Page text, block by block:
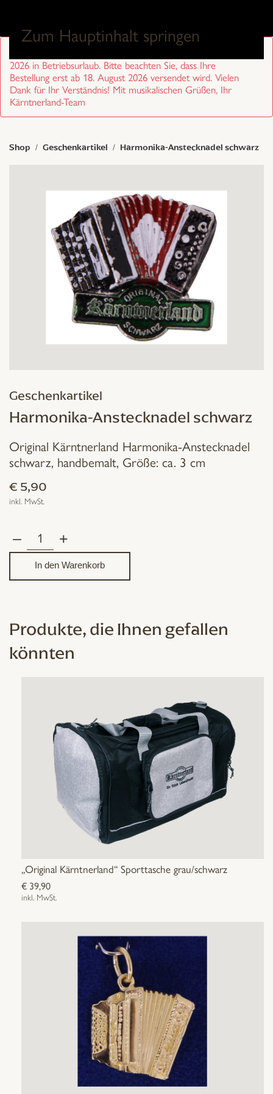
Zum Hauptinhalt springen
2026 in Betriebsurlaub. Bitte beachten Sie, dass Ihre
Bestellung erst ab 18. August 2026 versendet wird. Vielen
Dank für Ihr Verständnis! Mit musikalischen Grüßen, Ihr
Kärntnerland-Team
Shop Geschenkartikel Harmonika-Anstecknadel schwarz
Geschenkartikel
Harmonika-Anstecknadel schwarz
Original Kärntnerland Harmonika-Anstecknadel
schwarz, handbemalt, Größe: ca. 3 cm
€ 5,90
inkl. MwSt.
–
Harmonika-
Anstecknadel
schwarz
+
In den Warenkorb
Produkte, die Ihnen gefallen
könnten
„Original Kärntnerland“ Sporttasche grau/schwarz
€ 39,90
inkl. MwSt.